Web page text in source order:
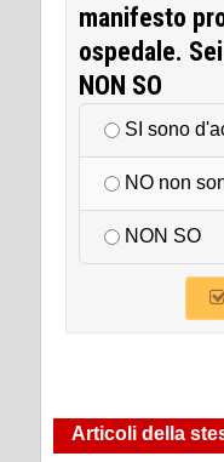
manifesto
ospedale.
NON SO
SI sono
NO non
NON SO
Articoli della